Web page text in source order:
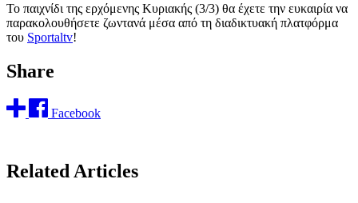
Το παιχνίδι της ερχόμενης Κυριακής (3/3) θα έχετε την ευκαιρία να
παρακολουθήσετε ζωντανά μέσα από τη διαδικτυακή πλατφόρμα
του Sportaltv!
Share
Facebook
Related Articles